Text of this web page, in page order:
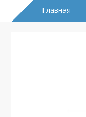
Главная